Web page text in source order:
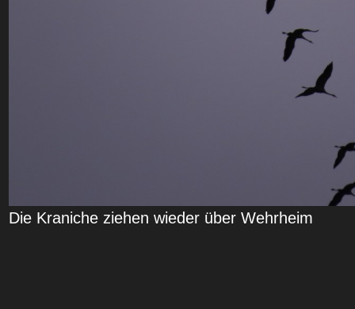
Die Kraniche ziehen wieder über Wehrheim